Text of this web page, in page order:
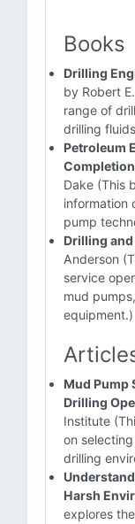
Books
Drilling
by Robert
range of
drilling
Petroleum
Dake (This
information
pump
Drilling
Anderson
service
mud
equipment.)
Mud Pump
Drilling
Institute
on
drilling
Harsh
explores